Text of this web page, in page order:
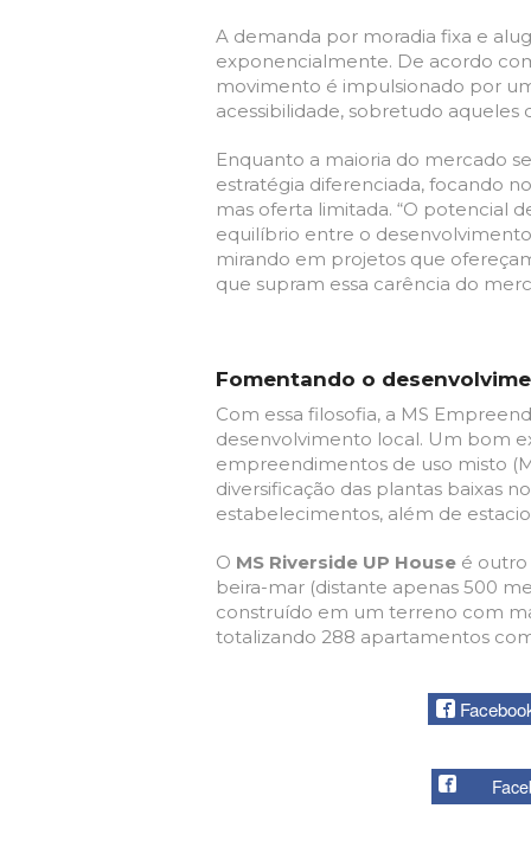
A demanda por moradia fixa e
exponencialmente. De acordo
movimento é impulsionado por
acessibilidade, sobretudo aqueles
Enquanto a maioria do mercado
estratégia diferenciada, focando
mas oferta limitada. “O potencial
equilíbrio entre o
mirando em projetos que
que supram essa carência do
Fomentando o
Com essa filosofia, a MS
desenvolvimento local. Um bom e
empreendimentos de uso misto
diversificação das plantas baixas
estabelecimentos, além de
O MS Riverside UP House é outro
beira-mar (distante apenas 500
construído em um terreno com
totalizando 288 apartamentos